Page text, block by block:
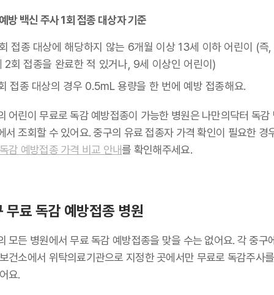
방 백신 주사 1회 접종 대상자 기준
접종 대상에 해당하지 않는 6개월 이상 13세 이하 어린이 (즉,
2회 접종을 완료한 적 있거나, 9세 이상인 어린이)
접종 대상의 경우 0.5mL 용량을 한 번에 예방 접종해요.
어린이 무료로 독감 예방접종이 가능한 병원은 나만의닥터 독감
서 조회할 수 있어요. 중구의 유료 접종자 가격 확인이 필요한 경
감 예방접종 가격 비교 안내를 확인해주세요.
무료 독감 예방접종 병원
모든 병원에서 무료 독감 예방접종을 맞을 수는 없어요. 각 중구
건소에서 위탁의료기관으로 지정한 곳에서만 무료로 독감주사
요.